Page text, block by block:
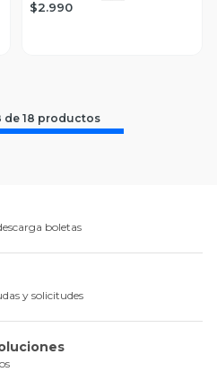
$2.990
de 18 productos
boletas
y solicitudes